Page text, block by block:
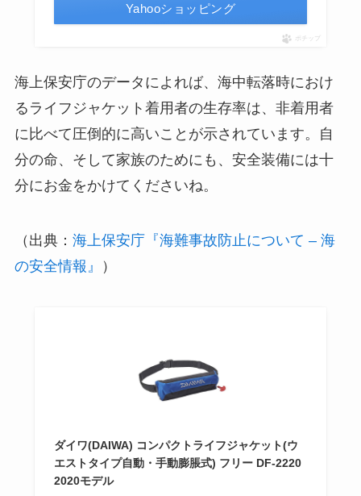
Yahooショッピング
ポチップ
海上保安庁のデータによれば、海中転落時におけ
るライフジャケット着用者の生存率は、非着用者
に比べて圧倒的に高いことが示されています。自
分の命、そして家族のためにも、安全装備には十
分にお金をかけてくださいね。
（出典： 海上保安庁『海難事故防止について – 海
の安全情報』
）
ダイワ(DAIWA) コンパクトライフジャケット(ウ
エストタイプ自動・手動膨脹式) フリー DF-2220
2020モデル